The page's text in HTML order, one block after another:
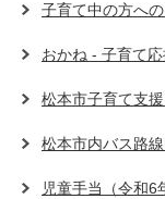
子育て中の方へ
おかね - 子育て応
松本市子育て支
松本市内バス路
児童手当（令和6